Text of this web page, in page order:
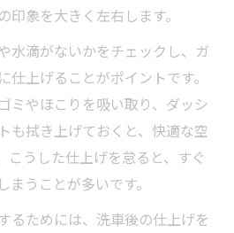
印象を大きく左右します。
水滴がないかをチェックし、ガ
仕上げることがポイントです。
ミやほこりを吸い取り、ダッシ
も拭き上げておくと、快適な空
こうした仕上げを怠ると、すぐ
うことが多いです。
るためには、洗車後の仕上げを